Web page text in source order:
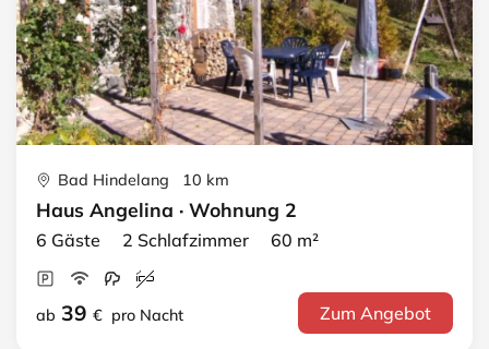
Bad Hindelang 10 km
Haus Angelina · Wohnung 2
6 Gäste 2 Schlafzimmer 60 m²
ab 39 € pro Nacht Zum Angebot